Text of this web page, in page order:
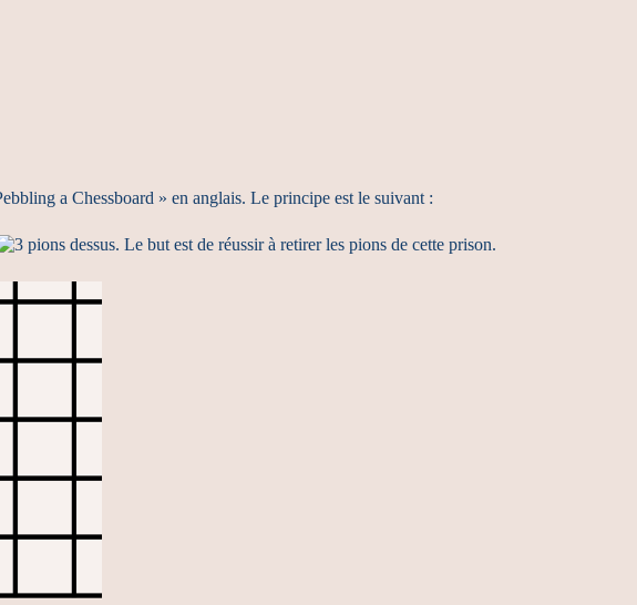
a Chessboard » en anglais. Le principe est le suivant :
pions dessus. Le but est de réussir à retirer les pions de cette prison.